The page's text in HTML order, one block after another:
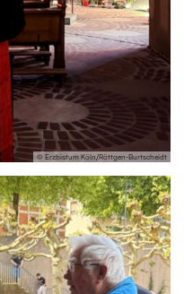
© Erzbistum Köln/Röttgen-Burtscheidt